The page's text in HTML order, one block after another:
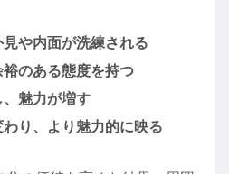
や内面が洗練される
のある態度を持つ
魅力が増す
り、より魅力的に映る